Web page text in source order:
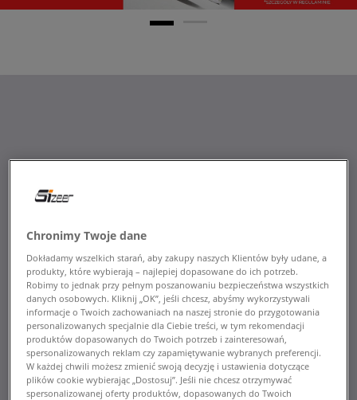
Chronimy Twoje dane
Dokładamy wszelkich starań, aby zakupy naszych Klientów były udane, a
produkty, które wybierają – najlepiej dopasowane do ich potrzeb.
Robimy to jednak przy pełnym poszanowaniu bezpieczeństwa wszystkich
danych osobowych. Kliknij „OK”, jeśli chcesz, abyśmy wykorzystywali
informacje o Twoich zachowaniach na naszej stronie do przygotowania
personalizowanych specjalnie dla Ciebie treści, w tym rekomendacji
produktów dopasowanych do Twoich potrzeb i zainteresowań,
spersonalizowanych reklam czy zapamiętywanie wybranych preferencji.
W każdej chwili możesz zmienić swoją decyzję i ustawienia dotyczące
plików cookie wybierając „Dostosuj”. Jeśli nie chcesz otrzymywać
spersonalizowanej oferty produktów, dopasowanych do Twoich